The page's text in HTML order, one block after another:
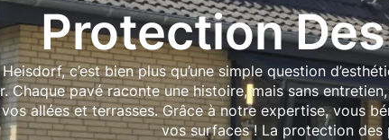
Protection
c’est bien plus qu’une simple question
Chaque pavé raconte une histoire, mais sans
allées et terrasses. Grâce à notre expertise, vous
vos surfaces ! La protection